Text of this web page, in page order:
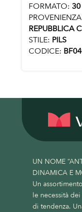
FORMATO: 30
REPUBBLICA
STILE: PILS
CODICE:
UN NOME
DINAMICA E
Un
le necessità
di tendenza.